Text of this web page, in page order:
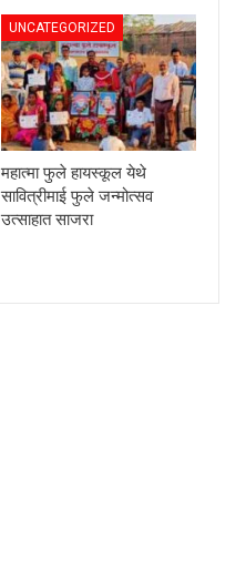
UNCATEGORIZED
महात्मा फुले हायस्कूल येथे
सावित्रीमाई फुले जन्मोत्सव
उत्साहात साजरा